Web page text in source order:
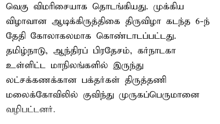
வெகு விமரிசையாக தொடங்கியது. முக்கிய
விழாவான ஆடிக்கிருத்திகை திருவிழா கடந்த 6-ந்
தேதி கோலாகலமாக கொண்டாடப்பட்டது.
தமிழ்நாடு, ஆந்திரப் பிரதேசம், கர்நாடகா
உள்ளிட்ட மாநிலங்களில் இருந்து
லட்சக்கணக்கான பக்தர்கள் திருத்தணி
மலைக்கோவிலில் குவிந்து முருகப்பெருமானை
வழிபட்டனர்.